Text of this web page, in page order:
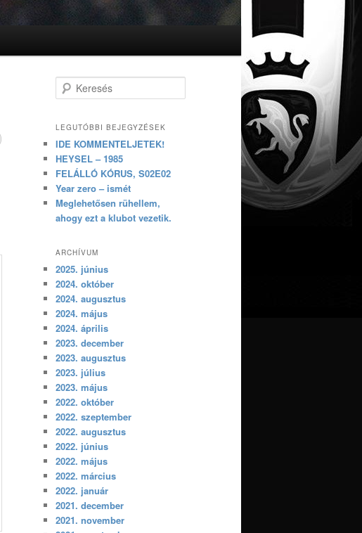
Keresés
LEGUTÓBBI BEJEGYZÉSEK
IDE KOMMENTELJETEK!
HEYSEL – 1985
FELÁLLÓ KÓRUS, S02E02
Year zero – ismét
Meglehetősen rühellem,
ahogy ezt a klubot vezetik.
ARCHÍVUM
2025. június
2024. október
2024. augusztus
2024. május
2024. április
2023. december
2023. augusztus
2023. július
2023. május
2022. október
2022. szeptember
2022. augusztus
2022. június
2022. május
2022. március
2022. január
2021. december
2021. november